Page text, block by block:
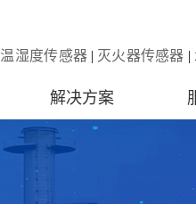
温湿度传感器 | 灭火器传感器 |
解决方案